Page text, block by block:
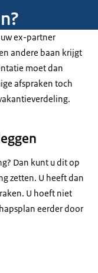
ex-partner
andere baan krijgt
moet dan
afspraken toch
Dan kunt u dit op
zetten. U heeft dan
U hoeft niet
eerder door